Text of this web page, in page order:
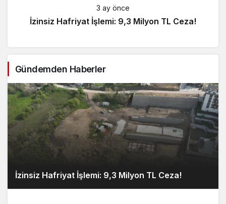
3 ay önce
İzinsiz Hafriyat İşlemi: 9,3 Milyon TL Ceza!
Gündemden Haberler
İzinsiz Hafriyat İşlemi: 9,3 Milyon TL Ceza!